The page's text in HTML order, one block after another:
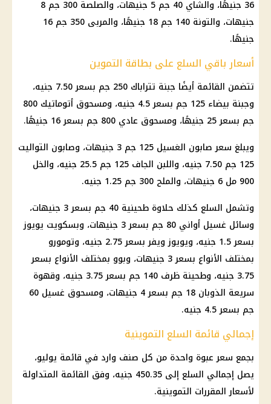
36 جنيهًا، والشاي 40 جم 5 جنيهات، والصلصة 300 جم 8
جنيهات، والتونة 140 جم 18 جنيهًا، والمربى 350 جم 16
جنيهًا.
أسعار باقي السلع على بطاقة التموين
تتضمن القائمة أيضًا جبنة تتراباك 250 جم بسعر 7.50 جنيه،
وجبنة بيضاء 125 جم بسعر 4.5 جنيه، ومسحوق أتوماتيك 800
جم بسعر 25 جنيهًا، ومسحوق عادي 800 جم بسعر 16 جنيهًا.
ويبلغ سعر صابون الغسيل 125 جم 3 جنيهات، وصابون التواليت
125 جم 7.50 جنيه، واللبن الجاف 125 جم 25.5 جنيه، والخل
900 مل 6 جنيهات، والملح 300 جم 1.25 جنيه.
وتشمل السلع كذلك حلاوة طحينية 40 جم بسعر 3 جنيهات،
وسائل غسيل أواني 80 جم بسعر 3 جنيهات، وبسكويت يويوز
بسعر 1.5 جنيه، ويويوز ويفر بسعر 2.75 جنيه، وتومورو
بمختلف الأنواع بسعر 3 جنيهات، وبوو بمختلف الأنواع بسعر
3.75 جنيه، وطحينة ظرف 140 جم بسعر 3.75 جنيه، وقهوة
سريعة الذوبان 18 جم بسعر 4 جنيهات، ومسحوق غسيل 60
جم بسعر 4.5 جنيه.
إجمالي قائمة السلع التموينية
بجمع سعر عبوة واحدة من كل صنف وارد في قائمة يوليو،
يصل إجمالي السلع إلى 450.35 جنيه، وفق القائمة المتداولة
لأسعار المقررات التموينية.